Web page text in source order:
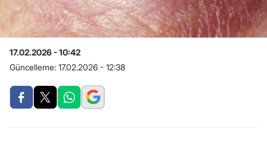
17.02.2026 - 10:42
Güncelleme: 17.02.2026 - 12:38